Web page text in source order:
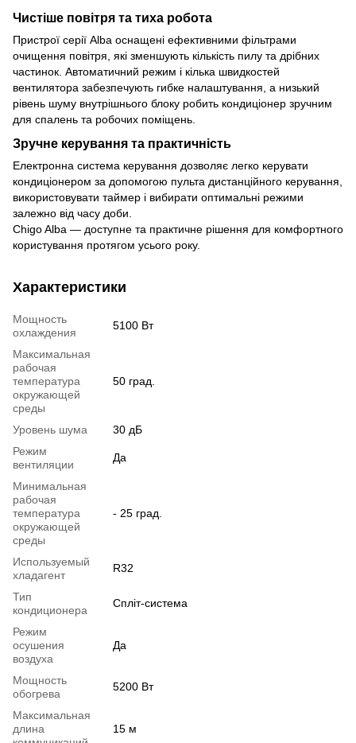
Чистіше повітря та тиха робота
Пристрої серії Alba оснащені ефективними фільтрами
очищення повітря, які зменшують кількість пилу та дрібних
частинок. Автоматичний режим і кілька швидкостей
вентилятора забезпечують гибке налаштування, а низький
рівень шуму внутрішнього блоку робить кондиціонер зручним
для спалень та робочих поміщень.
Зручне керування та практичність
Електронна система керування дозволяє легко керувати
кондиціонером за допомогою пульта дистанційного керування,
використовувати таймер і вибирати оптимальні режими
залежно від часу доби.
Chigo Alba — доступне та практичне рішення для комфортного
користування протягом усього року.
Характеристики
Мощность
охлаждения
5100 Вт
Максимальная
рабочая
температура
окружающей
среды
50 град.
Уровень шума
30 дБ
Режим
вентиляции
Да
Минимальная
рабочая
температура
окружающей
среды
- 25 град.
Используемый
хладагент
R32
Тип
кондиционера
Спліт-система
Режим
осушения
воздуха
Да
Мощность
обогрева
5200 Вт
Максимальная
длина
15 м